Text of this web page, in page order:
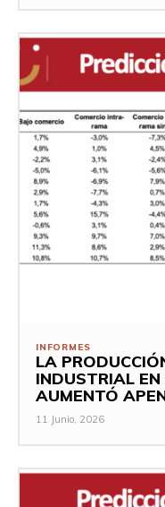
INFORMES
LA
INDUSTRIAL
AUMENTÓ
11 Junio, 2026